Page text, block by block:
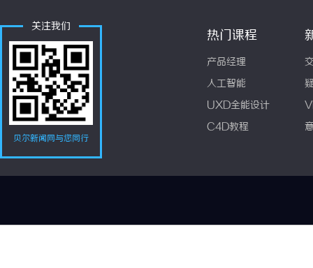
关注我们
贝尔新闻网与您同行
热门课程
产品经理
人工智能
UXD全能设计
C4D教程